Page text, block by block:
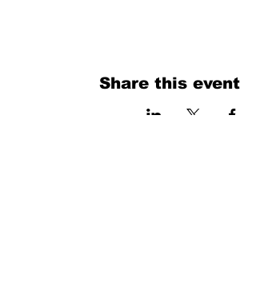
Share this event